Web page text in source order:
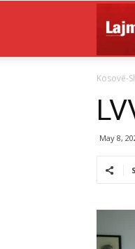
Kosovë-
May 8,